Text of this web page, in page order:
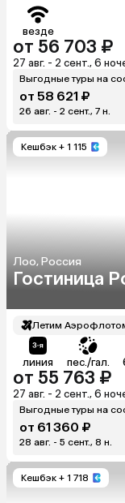
везде
от 56 703 ₽
27 авг. - 2 сент., 6
Выгодные туры на
от 58 621 ₽
26 авг. - 2 сент., 7 н.
Кешбэк + 1 115
Лоо, Россия
Гостиница
Летим
линия пес./гал.
от 55 763 ₽
27 авг. - 2 сент., 6
Выгодные туры на
от 61 360 ₽
28 авг. - 5 сент., 8 н.
Кешбэк + 1 718